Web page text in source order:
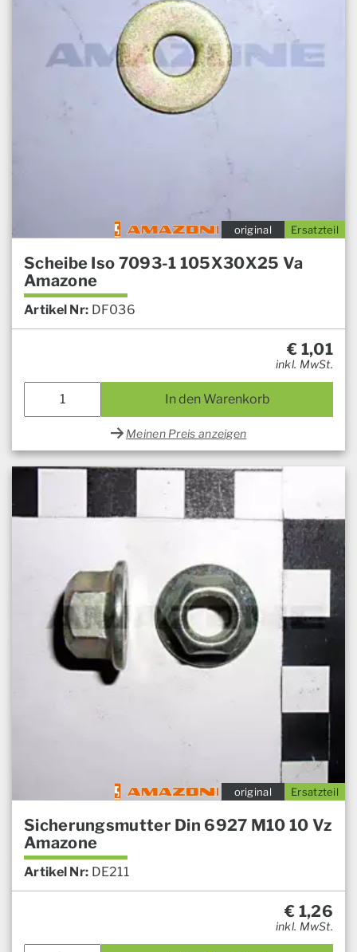
Ersatzteil
original
Scheibe Iso 7093-1 105X30X25 Va
Amazone
Artikel Nr: DF036
€ 1,01
inkl. MwSt.
In den Warenkorb
Meinen Preis anzeigen
Ersatzteil
original
Sicherungsmutter Din 6927 M10 10 Vz
Amazone
Artikel Nr: DE211
€ 1,26
inkl. MwSt.